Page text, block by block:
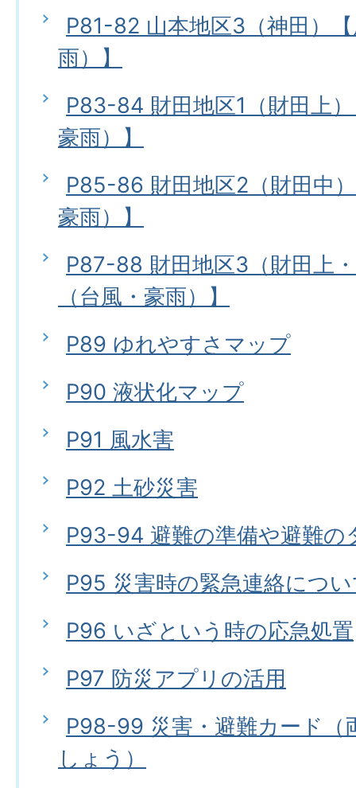
P81-82 山本地区3（神田）
雨）】
P83-84 財田地区1（財田上
豪雨）】
P85-86 財田地区2（財田中
豪雨）】
P87-88 財田地区3（財田上
（台風・豪雨）】
P89 ゆれやすさマップ
P90 液状化マップ
P91 風水害
P92 土砂災害
P93-94 避難の準備や避難の
P95 災害時の緊急連絡につ
P96 いざという時の応急処置
P97 防災アプリの活用
P98-99 災害・避難カード（
しょう）